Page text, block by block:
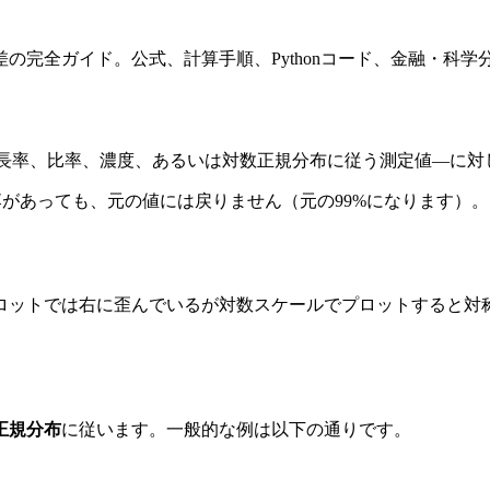
完全ガイド。公式、計算手順、Pythonコード、金融・科学
、比率、濃度、あるいは対数正規分布に従う測定値—に対
あっても、元の値には戻りません（元の99%になります）
トでは右に歪んでいるが対数スケールでプロットすると
規分布に従います。一般的な例は以下の通りです。